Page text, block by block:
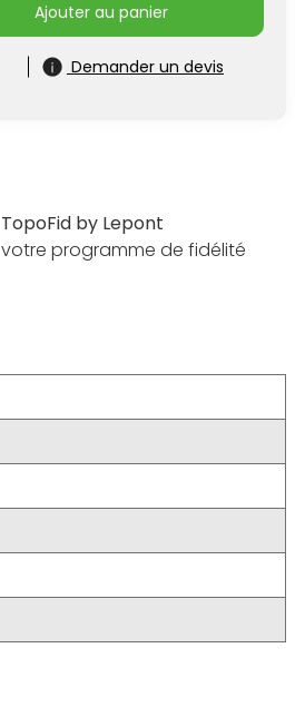
ajouter au panier
Demander un devis
TopoFid by Lepont
votre programme de fidélité